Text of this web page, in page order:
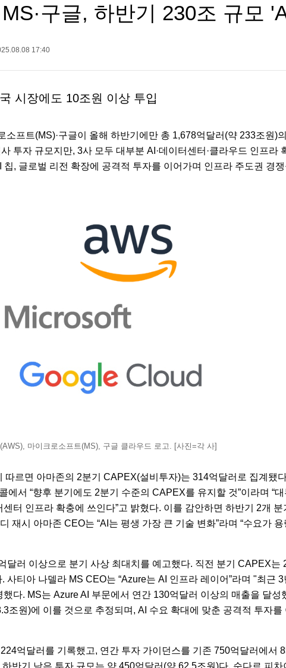
구글, 하반기 230조 규모
17:40
시장에도 10조원 이상 투입
소프트(MS)·구글이 올해 하반기에만 총 1,678억달러(약 233조원)
투자 규모지만, 3사 모두 대부분 AI·데이터센터·클라우드 인프라
, 글로벌 리전 확장에 공격적 투자를 이어가며 인프라 주도권 경
마이크로소프트(MS), 구글 클라우드 로고. [사진=각 사]
르면 아마존의 2분기 CAPEX(설비투자)는 314억달러로 집계됐다
에서 “향후 분기에도 2분기 수준의 CAPEX를 유지할 것”이라며 “
터 인프라 확충에 쓰인다”고 밝혔다. 이를 감안하면 하반기 2개 분
재시 아마존 CEO는 “AI는 평생 가장 큰 기술 변화”라며 “수요가
달러 이상으로 분기 사상 최대치를 예고했다. 직전 분기 CAPEX는
티아 나델라 MS CEO는 “Azure는 AI 인프라 레이어”라며 "최근 3
다. MS는 Azure AI 부문에서 연간 130억달러 이상의 매출을 달성
조원)에 이를 것으로 추정되며, AI 수요 확대에 맞춘 공격적 투자를
억달러를 기록했고, 연간 투자 가이던스를 기존 750억달러에서